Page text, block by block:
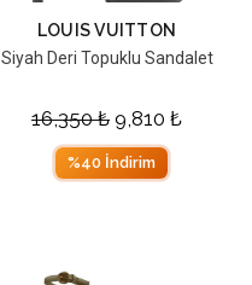
LOUIS VUITTON
Siyah Deri Topuklu Sandalet
16,350₺ 9,810 ₺
%40 İndirim